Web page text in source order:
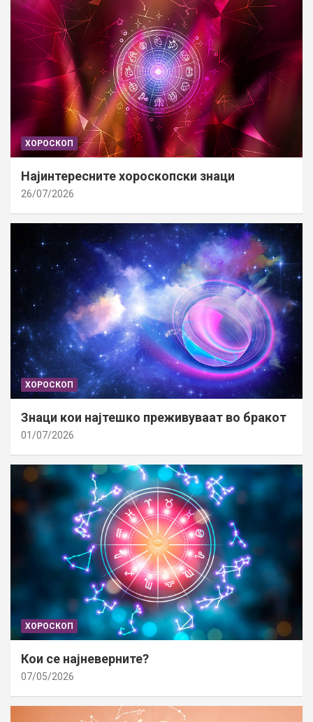
ХОРОСКОП
Најинтересните хороскопски знаци
26/07/2026
ХОРОСКОП
Знаци кои најтешко преживуваат во бракот
01/07/2026
ХОРОСКОП
Кои се најневерните?
07/05/2026